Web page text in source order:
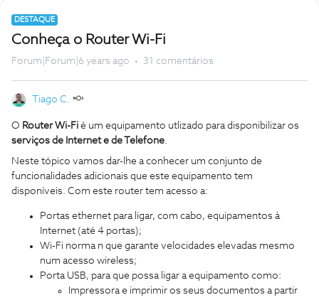
DESTAQUE
Conheça o Router Wi-Fi
Forum|Forum|6 years ago 31 comentários
Tiago C.
O Router Wi-Fi é um equipamento utlizado para disponibilizar os
serviços de Internet e de Telefone.
Neste tópico vamos dar-lhe a conhecer um conjunto de
funcionalidades adicionais que este equipamento tem
disponíveis. Com este router tem acesso a:
Portas ethernet para ligar, com cabo, equipamentos à
Internet (até 4 portas);
Wi-Fi norma n que garante velocidades elevadas mesmo
num acesso wireless;
Porta USB, para que possa ligar a equipamento como:
Impressora e imprimir os seus documentos a partir